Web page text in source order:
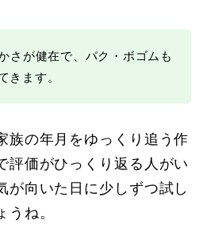
さが健在で、パク・ボゴムも
きます。
族の年月をゆっくり追う作
評価がひっくり返る人がい
が向いた日に少しずつ試し
ね。